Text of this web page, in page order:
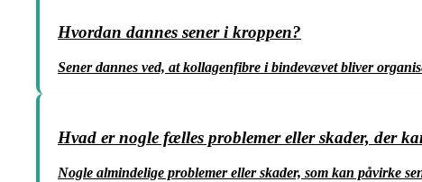
Hvordan dannes sener i kroppen?
Sener dannes ved, at kollagenfibre i bindevævet bliver
Hvad er nogle fælles problemer eller skader, der
Nogle almindelige problemer eller skader, som kan påvirke